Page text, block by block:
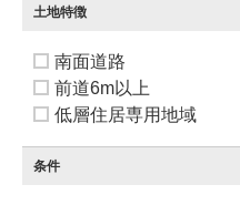
土地特徴
南面道路
前道6m以上
低層住居専用地域
条件